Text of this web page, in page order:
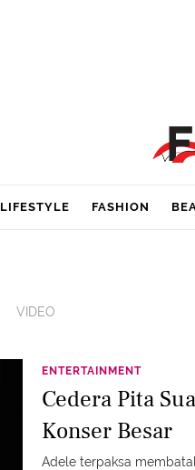
LIFESTYLE FASHION
VIDEO
ENTERTAINMENT
Cedera Pita
Konser Besar
Adele terpaksa